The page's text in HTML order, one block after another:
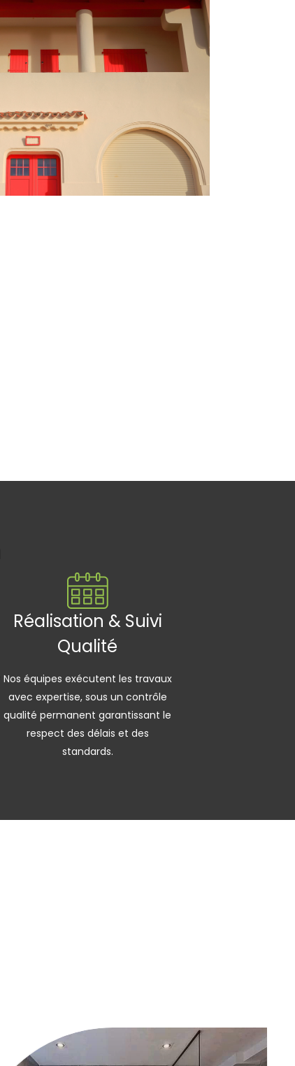
Réalisation & Suivi
Qualité
Nos équipes exécutent les travaux
avec expertise, sous un contrôle
qualité permanent garantissant le
respect des délais et des
standards.